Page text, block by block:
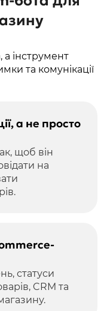
інструмент
та комунікації
а не просто
щоб він
на
статуси
CRM та